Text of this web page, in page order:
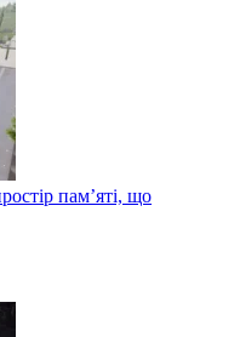
пам’яті, що